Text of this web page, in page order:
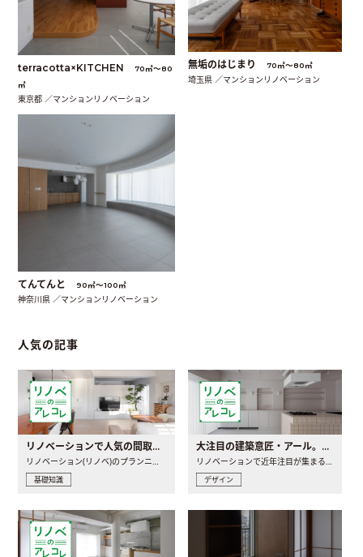
terracotta×KITCHEN
70㎡〜80
㎡
東京都 ／マンションリノベーション
無垢のはじまり 70㎡〜80㎡
埼玉県 ／マンションリノベーション
てんてんと 90㎡〜100㎡
神奈川県 ／マンションリノベーション
人気の記事
リノベーションで人気の間取りとは？トレンドの間取りと実例を徹底解説
基礎知識
大注目の建築意匠・アール。人気の理由と空間に取り入れるポイント
デザイン